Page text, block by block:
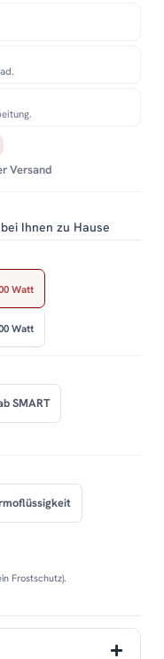
Versand
bei Ihnen zu Hause
Watt
Watt
SMART
Frostschutz).